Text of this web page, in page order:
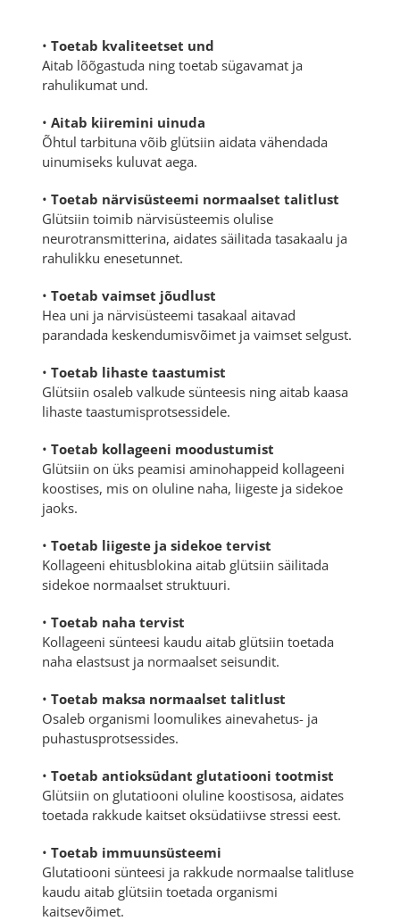
• Toetab kvaliteetset und
Aitab lõõgastuda ning toetab sügavamat ja
rahulikumat und.
• Aitab kiiremini uinuda
Õhtul tarbituna võib glütsiin aidata vähendada
uinumiseks kuluvat aega.
• Toetab närvisüsteemi normaalset talitlust
Glütsiin toimib närvisüsteemis olulise
neurotransmitterina, aidates säilitada tasakaalu ja
rahulikku enesetunnet.
• Toetab vaimset jõudlust
Hea uni ja närvisüsteemi tasakaal aitavad
parandada keskendumisvõimet ja vaimset selgust.
• Toetab lihaste taastumist
Glütsiin osaleb valkude sünteesis ning aitab kaasa
lihaste taastumisprotsessidele.
• Toetab kollageeni moodustumist
Glütsiin on üks peamisi aminohappeid kollageeni
koostises, mis on oluline naha, liigeste ja sidekoe
jaoks.
• Toetab liigeste ja sidekoe tervist
Kollageeni ehitusblokina aitab glütsiin säilitada
sidekoe normaalset struktuuri.
• Toetab naha tervist
Kollageeni sünteesi kaudu aitab glütsiin toetada
naha elastsust ja normaalset seisundit.
• Toetab maksa normaalset talitlust
Osaleb organismi loomulikes ainevahetus- ja
puhastusprotsessides.
• Toetab antioksüdant glutatiooni tootmist
Glütsiin on glutatiooni oluline koostisosa, aidates
toetada rakkude kaitset oksüdatiivse stressi eest.
• Toetab immuunsüsteemi
Glutatiooni sünteesi ja rakkude normaalse talitluse
kaudu aitab glütsiin toetada organismi
kaitsevõimet.